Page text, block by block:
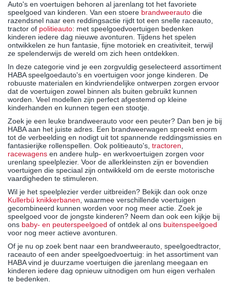
Auto's en voertuigen behoren al jarenlang tot het favoriete
speelgoed van kinderen. Van een stoere brandweerauto die
razendsnel naar een reddingsactie rijdt tot een snelle raceauto,
tractor of politieauto: met speelgoedvoertuigen bedenken
kinderen iedere dag nieuwe avonturen. Tijdens het spelen
ontwikkelen ze hun fantasie, fijne motoriek en creativiteit, terwijl
ze spelenderwijs de wereld om zich heen ontdekken.
In deze categorie vind je een zorgvuldig geselecteerd assortiment
HABA speelgoedauto's en voertuigen voor jonge kinderen. De
robuuste materialen en kindvriendelijke ontwerpen zorgen ervoor
dat de voertuigen zowel binnen als buiten gebruikt kunnen
worden. Veel modellen zijn perfect afgestemd op kleine
kinderhanden en kunnen tegen een stootje.
Zoek je een leuke brandweerauto voor een peuter? Dan ben je bij
HABA aan het juiste adres. Een brandweerwagen spreekt enorm
tot de verbeelding en nodigt uit tot spannende reddingsmissies en
fantasierijke rollenspellen. Ook politieauto's, tractoren,
racewagens en andere hulp- en werkvoertuigen zorgen voor
urenlang speelplezier. Voor de allerkleinsten zijn er bovendien
voertuigen die speciaal zijn ontwikkeld om de eerste motorische
vaardigheden te stimuleren.
Wil je het speelplezier verder uitbreiden? Bekijk dan ook onze
Kullerbü knikkerbanen, waarmee verschillende voertuigen
gecombineerd kunnen worden voor nog meer actie. Zoek je
speelgoed voor de jongste kinderen? Neem dan ook een kijkje bij
ons baby- en peuterspeelgoed of ontdek al ons buitenspeelgoed
voor nog meer actieve avonturen.
Of je nu op zoek bent naar een brandweerauto, speelgoedtractor,
raceauto of een ander speelgoedvoertuig: in het assortiment van
HABA vind je duurzame voertuigen die jarenlang meegaan en
kinderen iedere dag opnieuw uitnodigen om hun eigen verhalen
te bedenken.